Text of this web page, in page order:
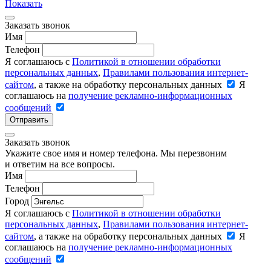
Показать
Заказать звонок
Имя
Телефон
Я соглашаюсь с Политикой в отношении обработки
персональных данных, Правилами пользования интернет-
сайтом, а также на обработку персональных данных
Я
соглашаюсь на получение рекламно-информационных
сообщений
Отправить
Заказать звонок
Укажите свое имя и номер телефона. Мы перезвоним
и ответим на все вопросы.
Имя
Телефон
Город
Я соглашаюсь с Политикой в отношении обработки
персональных данных, Правилами пользования интернет-
сайтом, а также на обработку персональных данных
Я
соглашаюсь на получение рекламно-информационных
сообщений